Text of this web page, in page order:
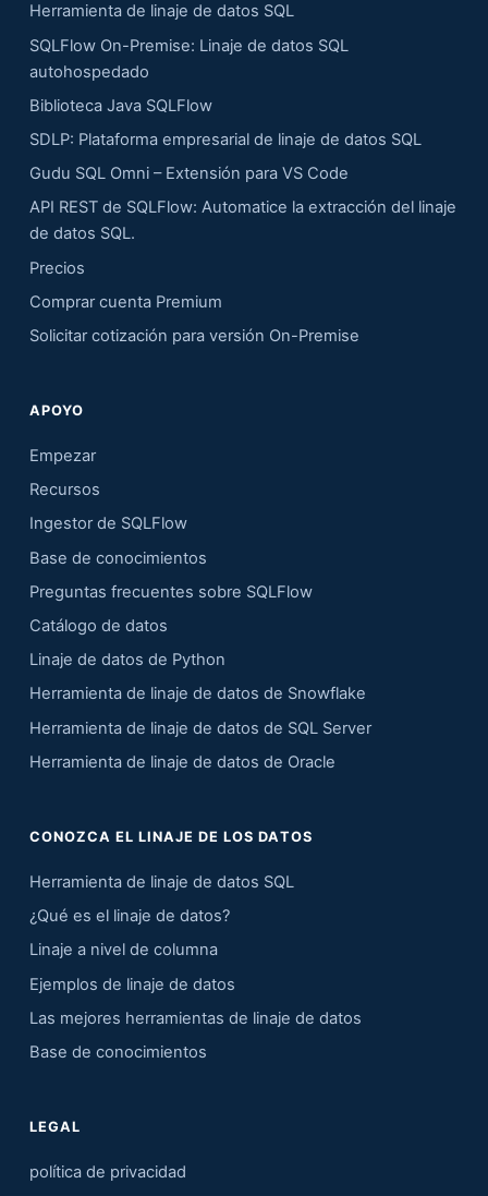
Herramienta de linaje de datos SQL
SQLFlow On-Premise: Linaje de datos SQL
autohospedado
Biblioteca Java SQLFlow
SDLP: Plataforma empresarial de linaje de datos SQL
Gudu SQL Omni – Extensión para VS Code
API REST de SQLFlow: Automatice la extracción del linaje
de datos SQL.
Precios
Comprar cuenta Premium
Solicitar cotización para versión On-Premise
APOYO
Empezar
Recursos
Ingestor de SQLFlow
Base de conocimientos
Preguntas frecuentes sobre SQLFlow
Catálogo de datos
Linaje de datos de Python
Herramienta de linaje de datos de Snowflake
Herramienta de linaje de datos de SQL Server
Herramienta de linaje de datos de Oracle
CONOZCA EL LINAJE DE LOS DATOS
Herramienta de linaje de datos SQL
¿Qué es el linaje de datos?
Linaje a nivel de columna
Ejemplos de linaje de datos
Las mejores herramientas de linaje de datos
Base de conocimientos
LEGAL
política de privacidad